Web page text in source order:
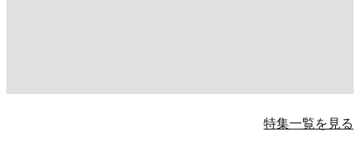
特集一覧を見る